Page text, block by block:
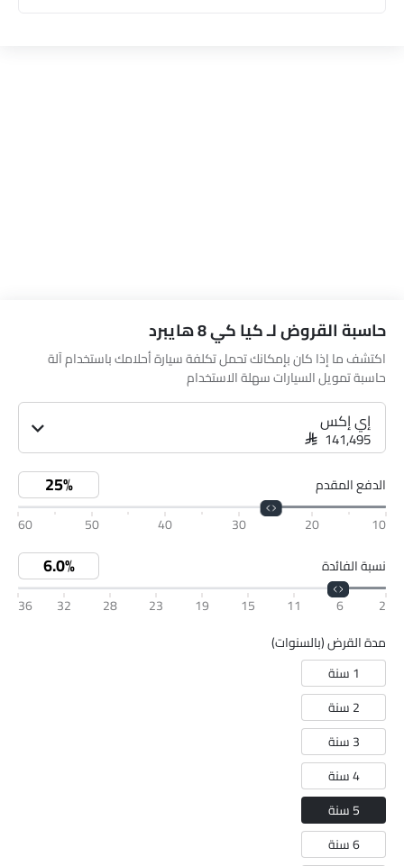
حاسبة القروض لـ كيا كي 8 هايبرد
اكتشف ما إذا كان بإمكانك تحمل تكلفة سيارة أحلامك باستخدام آلة
حاسبة تمويل السيارات سهلة الاستخدام
إي إكس
SAR 141,495
الدفع المقدم
10
20
30
40
50
60
نسبة الفائدة
2
6
11
15
19
23
28
32
36
مدة القرض (بالسنوات)
1 سنة
2 سنة
3 سنة
4 سنة
5 سنة
6 سنة